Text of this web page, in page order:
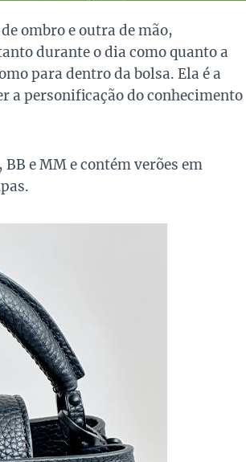
ombro e outra de mão,
durante o dia como quanto a
para dentro da bolsa. Ela é a
a personificação do conhecimento
e MM e contém verões em